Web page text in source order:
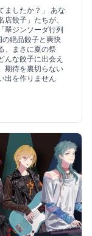
ましたか？」 あな
餃子」たちが、
翠ジンソーダ行列
絶品餃子と爽快
、まさに夏の祭
んな餃子に出会え
期待を裏切らない
出を作りません